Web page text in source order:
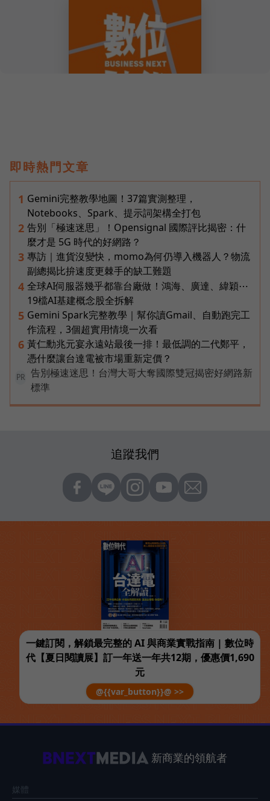
即時熱門文章
1 Gemini完整教學地圖！37篇實測整理，
Notebooks、Spark、提示詞架構全打包
2 告別「極速迷思」！Opensignal 國際評比揭密：什
麼才是 5G 時代的好網路？
3 專訪｜進貨沒變快，momo為何仍導入機器人？物流
副總揭比拚速度更棘手的缺工難題
4 全球AI伺服器幾乎都靠台廠做！鴻海、廣達、緯穎⋯
19檔AI基建概念股全拆解
5 Gemini Spark完整教學｜幫你讀Gmail、自動跑完工
作流程，3個超實用情境一次看
6 黃仁勳兆元宴永遠站最後一排！最低調的二代鄭平，
憑什麼讓台達電被市場重新定價？
PR
告別極速迷思！台灣大哥大奪國際雙冠揭密好網路新
標準
追蹤我們
一鍵訂閱，解鎖最完整的 AI 與商業實戰指南 | 數位時
代【夏日閱讀展】訂一年送一年共12期，優惠價1,690
元
@{{var_button}}@ >>
新商業的領航者
媒體